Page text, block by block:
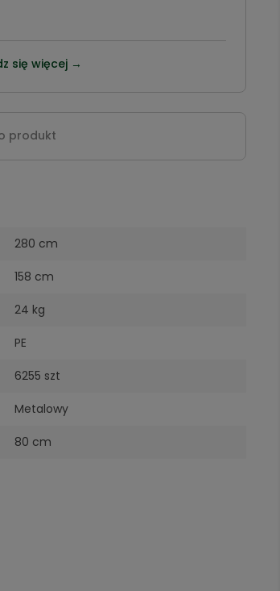
się więcej →
produkt
280 cm
158 cm
24 kg
PE
6255 szt
Metalowy
80 cm